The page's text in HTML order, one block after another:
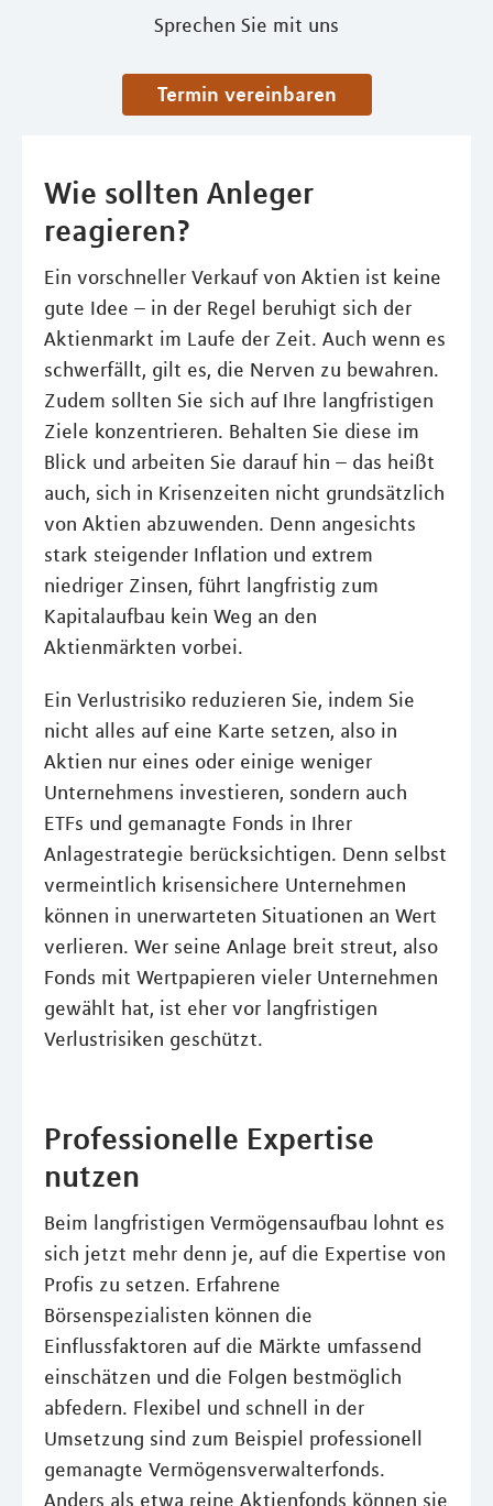
Sprechen Sie mit uns
Termin vereinbaren
Wie sollten Anleger
reagieren?
Ein vorschneller Verkauf von Aktien ist keine
gute Idee – in der Regel beruhigt sich der
Aktienmarkt im Laufe der Zeit. Auch wenn es
schwerfällt, gilt es, die Nerven zu bewahren.
Zudem sollten Sie sich auf Ihre langfristigen
Ziele konzentrieren. Behalten Sie diese im
Blick und arbeiten Sie darauf hin – das heißt
auch, sich in Krisenzeiten nicht grundsätzlich
von Aktien abzuwenden. Denn angesichts
stark steigender Inflation und extrem
niedriger Zinsen, führt langfristig zum
Kapitalaufbau kein Weg an den
Aktienmärkten vorbei.
Ein Verlustrisiko reduzieren Sie, indem Sie
nicht alles auf eine Karte setzen, also in
Aktien nur eines oder einige weniger
Unternehmens investieren, sondern auch
ETFs und gemanagte Fonds in Ihrer
Anlagestrategie berücksichtigen. Denn selbst
vermeintlich krisensichere Unternehmen
können in unerwarteten Situationen an Wert
verlieren. Wer seine Anlage breit streut, also
Fonds mit Wertpapieren vieler Unternehmen
gewählt hat, ist eher vor langfristigen
Verlustrisiken geschützt.
Professionelle Expertise
nutzen
Beim langfristigen Vermögensaufbau lohnt es
sich jetzt mehr denn je, auf die Expertise von
Profis zu setzen. Erfahrene
Börsenspezialisten können die
Einflussfaktoren auf die Märkte umfassend
einschätzen und die Folgen bestmöglich
abfedern. Flexibel und schnell in der
Umsetzung sind zum Beispiel professionell
gemanagte Vermögensverwalterfonds.
Anders als etwa reine Aktienfonds können sie